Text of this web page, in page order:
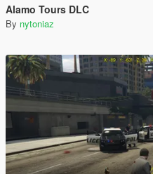
Alamo Tours DLC
By nytoniaz